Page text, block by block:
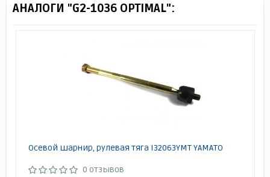
АНАЛОГИ "G2-1036 OPTIMAL":
Осевой шарнир, рулевая тяга I32063YMT YAMATO
0 отзывов